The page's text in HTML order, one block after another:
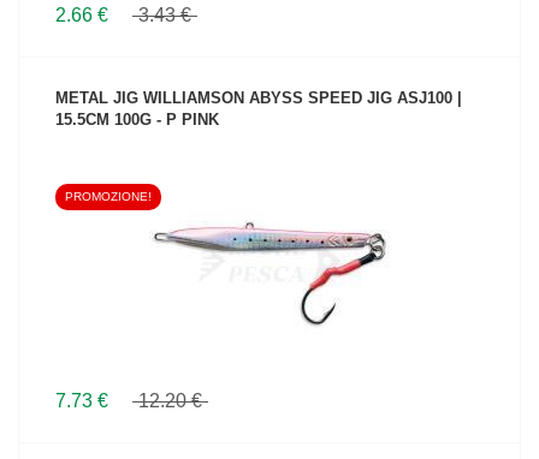
2.66 € 3.43 €
METAL JIG WILLIAMSON ABYSS SPEED JIG ASJ100 |
15.5CM 100G - P PINK
VEDI IL PRODOTTO
PROMOZIONE!
7.73 € 12.20 €